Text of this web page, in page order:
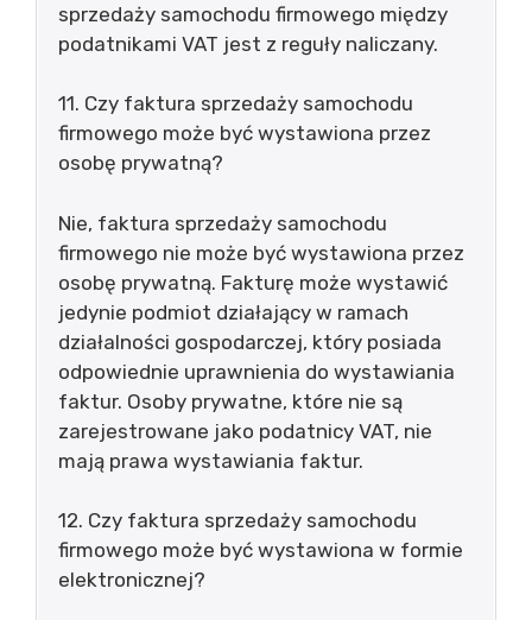
sprzedaży samochodu firmowego między
podatnikami VAT jest z reguły naliczany.
11. Czy faktura sprzedaży samochodu
firmowego może być wystawiona przez
osobę prywatną?
Nie, faktura sprzedaży samochodu
firmowego nie może być wystawiona przez
osobę prywatną. Fakturę może wystawić
jedynie podmiot działający w ramach
działalności gospodarczej, który posiada
odpowiednie uprawnienia do wystawiania
faktur. Osoby prywatne, które nie są
zarejestrowane jako podatnicy VAT, nie
mają prawa wystawiania faktur.
12. Czy faktura sprzedaży samochodu
firmowego może być wystawiona w formie
elektronicznej?